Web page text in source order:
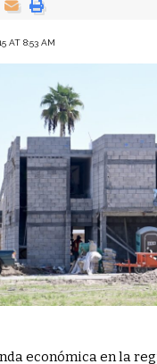
AT 8:53 AM
económica en la